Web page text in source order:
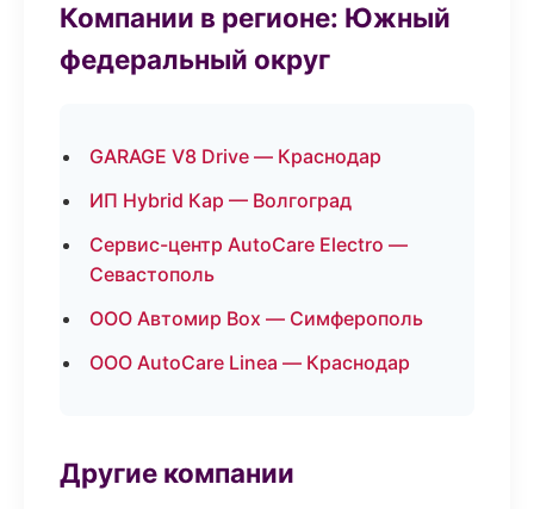
Компании в регионе: Южный
федеральный округ
GARAGE V8 Drive — Краснодар
ИП Hybrid Кар — Волгоград
Сервис-центр AutoCare Electro —
Севастополь
ООО Автомир Box — Симферополь
ООО AutoCare Linea — Краснодар
Другие компании